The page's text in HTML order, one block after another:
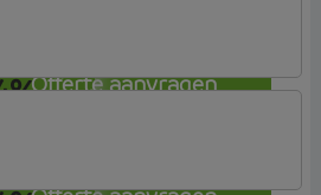
Offerte aanvragen
Korting)